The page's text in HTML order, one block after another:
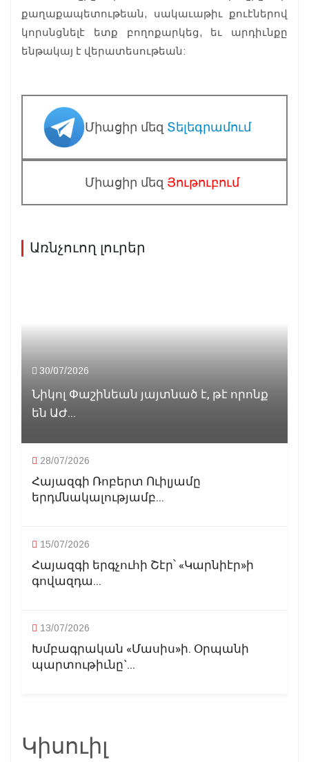
քաղաքապետութեան, սակաւաթիւ քուէներով
կորսնցնելէ ետք բողոքարկեց, եւ արդիւնքը
ենթակայ է վերատեսութեան:
Միացիր մեզ Տելեգրամում
Միացիր մեզ Յութուբում
Առնչուող լուրեր
30/07/2026
Նիկոլ Փաշինեան յայտնած է, թէ որոնք
են ԱԺ...
28/07/2026
Հայազգի Ռոբերտ Ուիլյամը
երդմնակալությամբ...
15/07/2026
Հայազգի երգչուհի Շէր՝ «Կարնիէր»ի
գովազդա...
13/07/2026
Խմբագրական «Մասիս»ի. Օրպանի
պարտութիւնը`...
Կիսուիլ